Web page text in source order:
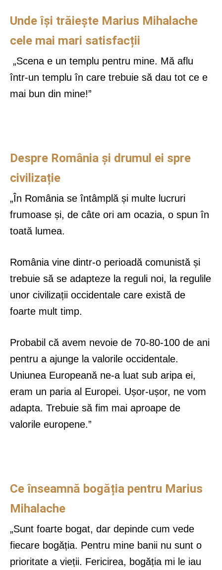
Unde își trăiește Marius Mihalache
cele mai mari satisfacții
„Scena e un templu pentru mine. Mă aflu
într-un templu în care trebuie să dau tot ce e
mai bun din mine!”
Despre România și drumul ei spre
civilizație
„În România se întâmplă și multe lucruri
frumoase și, de câte ori am ocazia, o spun în
toată lumea.
România vine dintr-o perioadă comunistă și
trebuie să se adapteze la reguli noi, la regulile
unor civilizații occidentale care există de
foarte mult timp.
Probabil că avem nevoie de 70-80-100 de ani
pentru a ajunge la valorile occidentale.
Uniunea Europeană ne-a luat sub aripa ei,
eram un paria al Europei. Ușor-ușor, ne vom
adapta. Trebuie să fim mai aproape de
valorile europene.”
Ce înseamnă bogăția pentru Marius
Mihalache
„Sunt foarte bogat, dar depinde cum vede
fiecare bogăția. Pentru mine banii nu sunt o
prioritate a vieții. Fericirea, bogăția mi le iau